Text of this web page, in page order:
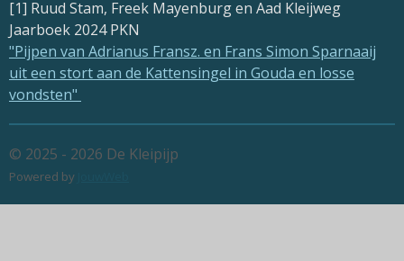
[1] Ruud Stam, Freek Mayenburg en Aad Kleijweg
Jaarboek 2024 PKN
"Pijpen van Adrianus Fransz. en Frans Simon Sparnaaij
uit een stort aan de Kattensingel in Gouda en losse
vondsten"
© 2025 - 2026 De Kleipijp
Powered by